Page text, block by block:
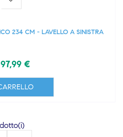
234 CM - LAVELLO A SINISTRA
€